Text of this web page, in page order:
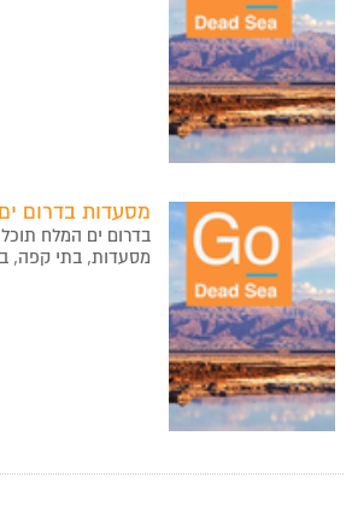
מסעדות בדרום
בדרום ים המלח
מסעדות, בתי קפה,